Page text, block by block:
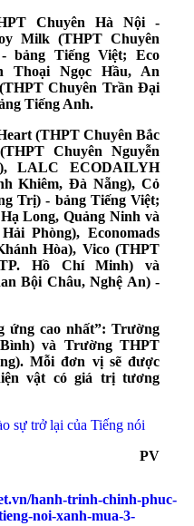
Chuyên Hà Nội -
Milk (THPT Chuyên
bảng Tiếng Việt; Eco
Thoại Ngọc Hầu, An
Chuyên Trần Đại
Tiếng Anh.
(THPT Chuyên Bắc
Chuyên Nguyễn
LALC ECODAILYH
Khiêm, Đà Nẵng), Cỏ
Trị) - bảng Tiếng Việt;
Long, Quảng Ninh và
Phòng), Economads
Hòa), Vico (THPT
Hồ Chí Minh) và
Bội Châu, Nghệ An) -
ứng cao nhất”: Trường
và Trường THPT
Mỗi đơn vị sẽ được
vật có giá trị tương
sự trở lại của Tiếng nói
PV
hanh-trinh-chinh-phuc-
noi-xanh-mua-3-